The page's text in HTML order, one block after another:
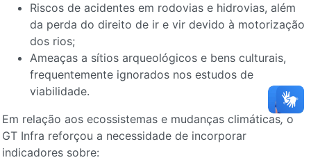
Riscos de acidentes em rodovias e hidrovias, além
da perda do direito de ir e vir devido à motorização
dos rios;
Ameaças a sítios arqueológicos e bens culturais,
frequentemente ignorados nos estudos de
viabilidade.
Em relação aos ecossistemas e mudanças climáticas, o
GT Infra reforçou a necessidade de incorporar
indicadores sobre: